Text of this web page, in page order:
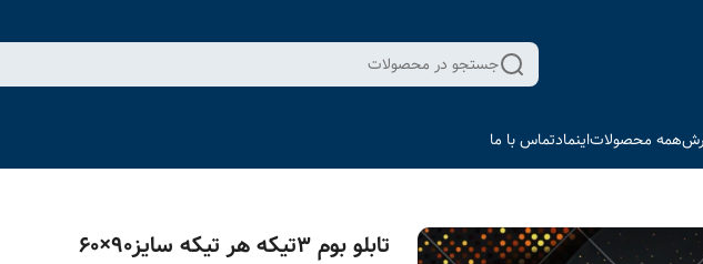
جستجو در محصولات
همه محصولاتاینمادتماس با ما
تابلو بوم ۳تیکه هر تیکه سایز۹۰×۶۰